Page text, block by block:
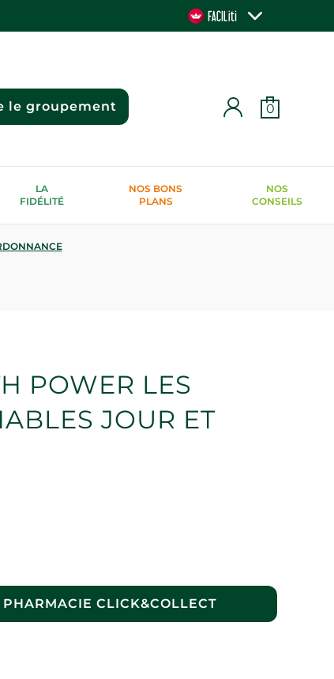
le groupement 0
LA
FIDÉLITÉ
NOS BONS
PLANS
NOS
CONSEILS
POWER LES
JOUR ET
CLICK&COLLECT